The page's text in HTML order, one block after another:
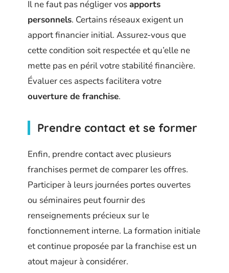
Il ne faut pas négliger vosapports
personnels. Certains réseaux exigent un
apport financier initial. Assurez-vous que
cette condition soit respectée et qu’elle ne
mette pas en péril votre stabilité financière.
Évaluer ces aspects facilitera votre
ouverture de franchise.
Prendre contact et se former
Enfin, prendre contact avec plusieurs
franchises permet de comparer les offres.
Participer à leurs journées portes ouvertes
ou séminaires peut fournir des
renseignements précieux sur le
fonctionnement interne. La formation initiale
et continue proposée par la franchise est un
atout majeur à considérer.